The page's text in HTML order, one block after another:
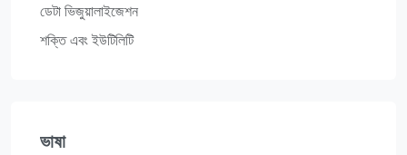
ডেটা ভিজুয়ালাইজেশন
শক্তি এবং ইউটিলিটি
ভাষা